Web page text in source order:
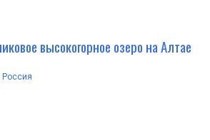
высокогорное озеро на Алтае
Россия